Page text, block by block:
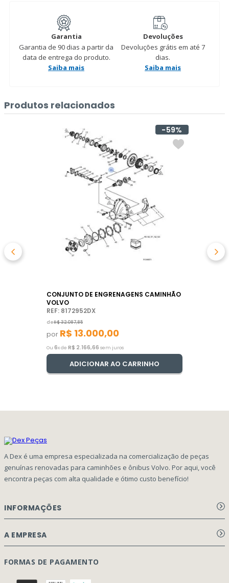
Garantia
Garantia de 90 dias a partir da
data de entrega do produto.
Saiba mais
Devoluções
Devoluções grátis em até 7
dias.
Saiba mais
Produtos relacionados
59%
CONJUNTO DE ENGRENAGENS CAMINHÃO
VOLVO
REF: 8172952DX
deR$32.087,85
por R$ 13.000,00
Ou 6x de R$ 2.166,66 sem juros
ADICIONAR AO CARRINHO
A Dex é uma empresa especializada na comercialização de peças
genuínas renovadas para caminhões e ônibus Volvo. Por aqui, você
encontra peças com alta qualidade e ótimo custo benefício!
INFORMAÇÕES
Aviso de privacidade Dex Peças
A EMPRESA
Página Principal
Quem Somos
FORMAS DE PAGAMENTO